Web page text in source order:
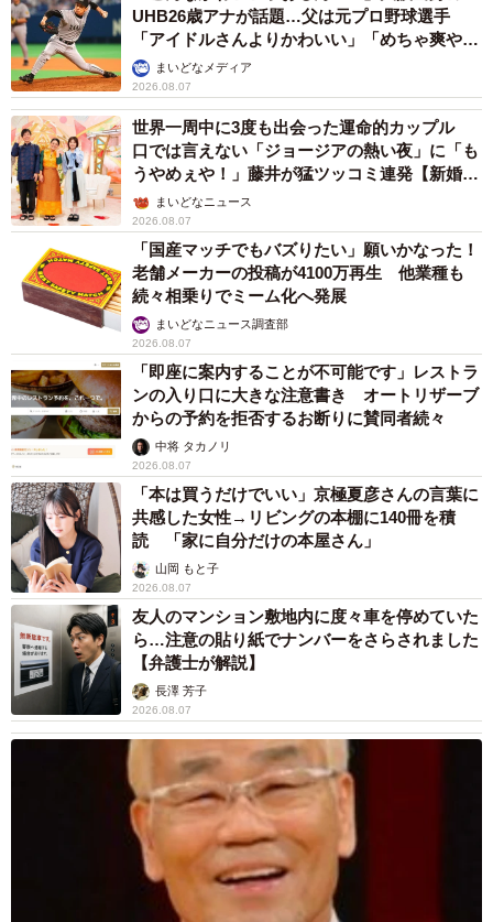
UHB26歳アナが話題…父は元プロ野球選手
「アイドルさんよりかわいい」「めちゃ爽や
か」まいどなメディア
2026.08.07
世界一周中に3度も出会った運命的カップル
口では言えない「ジョージアの熱い夜」に「も
うやめぇや！」藤井が猛ツッコミ連発【新婚さ
ん】まいどなニュース
2026.08.07
「国産マッチでもバズりたい」願いかなった！
老舗メーカーの投稿が4100万再生 他業種も
続々相乗りでミーム化へ発展
まいどなニュース調査部
2026.08.07
「即座に案内することが不可能です」レストラ
ンの入り口に大きな注意書き オートリザーブ
からの予約を拒否するお断りに賛同者続々
中将 タカノリ
2026.08.07
「本は買うだけでいい」京極夏彦さんの言葉に
共感した女性→リビングの本棚に140冊を積
読 「家に自分だけの本屋さん」
山岡 もと子
2026.08.07
友人のマンション敷地内に度々車を停めていた
ら…注意の貼り紙でナンバーをさらされました
【弁護士が解説】
長澤 芳子
2026.08.07